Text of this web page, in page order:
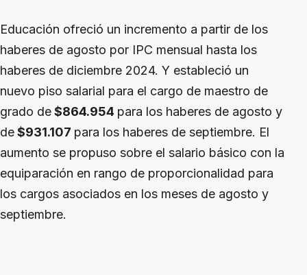
Educación ofreció un incremento a partir de los
haberes de agosto por IPC mensual hasta los
haberes de diciembre 2024. Y estableció un
nuevo piso salarial para el cargo de maestro de
grado de$864.954 para los haberes de agosto y
de$931.107 para los haberes de septiembre. El
aumento se propuso sobre el salario básico con la
equiparación en rango de proporcionalidad para
los cargos asociados en los meses de agosto y
septiembre.